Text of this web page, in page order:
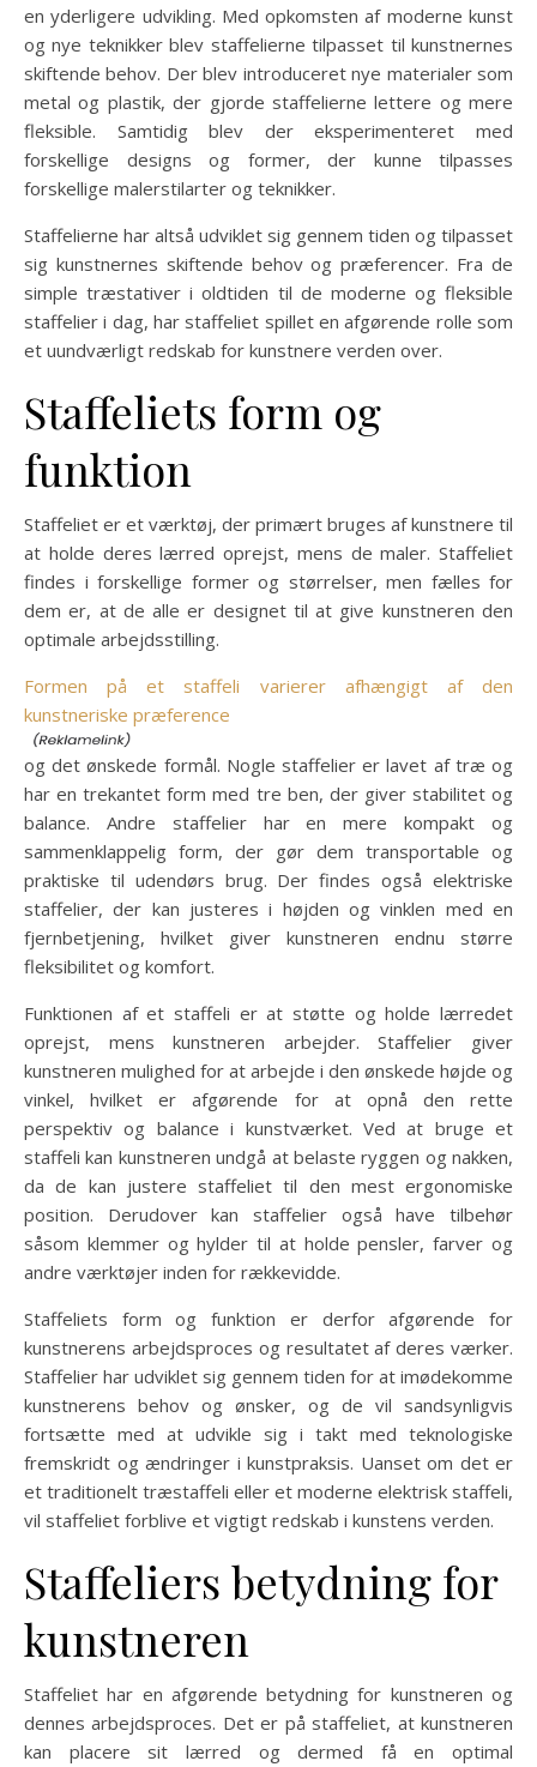
en yderligere udvikling. Med opkomsten af moderne kunst
og nye teknikker blev staffelierne tilpasset til kunstnernes
skiftende behov. Der blev introduceret nye materialer som
metal og plastik, der gjorde staffelierne lettere og mere
fleksible. Samtidig blev der eksperimenteret med
forskellige designs og former, der kunne tilpasses
forskellige malerstilarter og teknikker.
Staffelierne har altså udviklet sig gennem tiden og tilpasset
sig kunstnernes skiftende behov og præferencer. Fra de
simple træstativer i oldtiden til de moderne og fleksible
staffelier i dag, har staffeliet spillet en afgørende rolle som
et uundværligt redskab for kunstnere verden over.
Staffeliets form og
funktion
Staffeliet er et værktøj, der primært bruges af kunstnere til
at holde deres lærred oprejst, mens de maler. Staffeliet
findes i forskellige former og størrelser, men fælles for
dem er, at de alle er designet til at give kunstneren den
optimale arbejdsstilling.
Formen på et staffeli varierer afhængigt af den
kunstneriske præference
og det ønskede formål. Nogle staffelier er lavet af træ og
har en trekantet form med tre ben, der giver stabilitet og
balance. Andre staffelier har en mere kompakt og
sammenklappelig form, der gør dem transportable og
praktiske til udendørs brug. Der findes også elektriske
staffelier, der kan justeres i højden og vinklen med en
fjernbetjening, hvilket giver kunstneren endnu større
fleksibilitet og komfort.
Funktionen af et staffeli er at støtte og holde lærredet
oprejst, mens kunstneren arbejder. Staffelier giver
kunstneren mulighed for at arbejde i den ønskede højde og
vinkel, hvilket er afgørende for at opnå den rette
perspektiv og balance i kunstværket. Ved at bruge et
staffeli kan kunstneren undgå at belaste ryggen og nakken,
da de kan justere staffeliet til den mest ergonomiske
position. Derudover kan staffelier også have tilbehør
såsom klemmer og hylder til at holde pensler, farver og
andre værktøjer inden for rækkevidde.
Staffeliets form og funktion er derfor afgørende for
kunstnerens arbejdsproces og resultatet af deres værker.
Staffelier har udviklet sig gennem tiden for at imødekomme
kunstnerens behov og ønsker, og de vil sandsynligvis
fortsætte med at udvikle sig i takt med teknologiske
fremskridt og ændringer i kunstpraksis. Uanset om det er
et traditionelt træstaffeli eller et moderne elektrisk staffeli,
vil staffeliet forblive et vigtigt redskab i kunstens verden.
Staffeliers betydning for
kunstneren
Staffeliet har en afgørende betydning for kunstneren og
dennes arbejdsproces. Det er på staffeliet, at kunstneren
kan placere sit lærred og dermed få en optimal